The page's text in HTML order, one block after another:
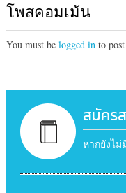
โพสคอมเม้น
You must be logged into post
สมัคร
หากยังไ